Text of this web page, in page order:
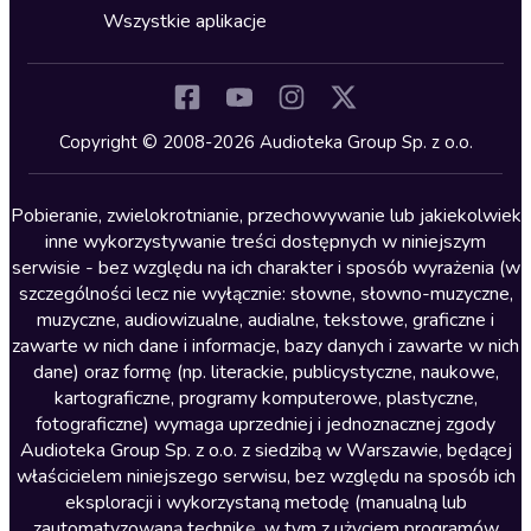
Kryminały
Lektury szkolne
Literatura anglojęzyczna
Literatura faktu
Literatura obyczajowa
Literatura piękna obca
Literatura piękna polska
Nagrania relaksacyjne
Nauka języków
Nauki humanistyczne
Wszystkie aplikacje
Copyright © 2008-2026 Audioteka Group Sp. z o.o.
Pobieranie, zwielokrotnianie, przechowywanie lub jakiekolwiek
inne wykorzystywanie treści dostępnych w niniejszym
serwisie - bez względu na ich charakter i sposób wyrażenia (w
szczególności lecz nie wyłącznie: słowne, słowno-muzyczne,
muzyczne, audiowizualne, audialne, tekstowe, graficzne i
zawarte w nich dane i informacje, bazy danych i zawarte w nich
dane) oraz formę (np. literackie, publicystyczne, naukowe,
kartograficzne, programy komputerowe, plastyczne,
fotograficzne) wymaga uprzedniej i jednoznacznej zgody
Audioteka Group Sp. z o.o. z siedzibą w Warszawie, będącej
właścicielem niniejszego serwisu, bez względu na sposób ich
eksploracji i wykorzystaną metodę (manualną lub